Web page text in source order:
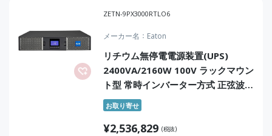
ZETN-9PX3000RTLO6
メーカー名 Eaton
リチウム無停電電源装置(UPS)
2400VA/2160W 100V ラックマウン
ト型 常時インバーター方式 正弦波
オンサイト6年保証付
お取り寄せ
¥2,536,829 (税抜)